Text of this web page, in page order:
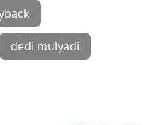
dedi mulyadi